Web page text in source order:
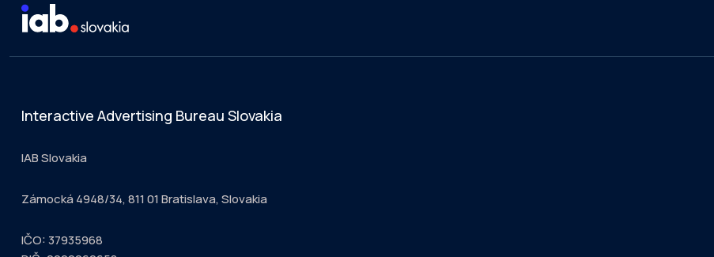
Interactive Advertising Bureau Slovakia
IAB Slovakia
Zámocká 4948/34, 811 01 Bratislava, Slovakia
IČO: 37935968